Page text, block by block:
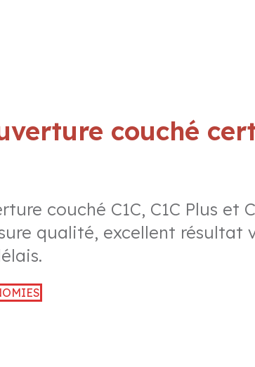
couché
couché C1C, C1C Plus et
qualité, excellent résultat